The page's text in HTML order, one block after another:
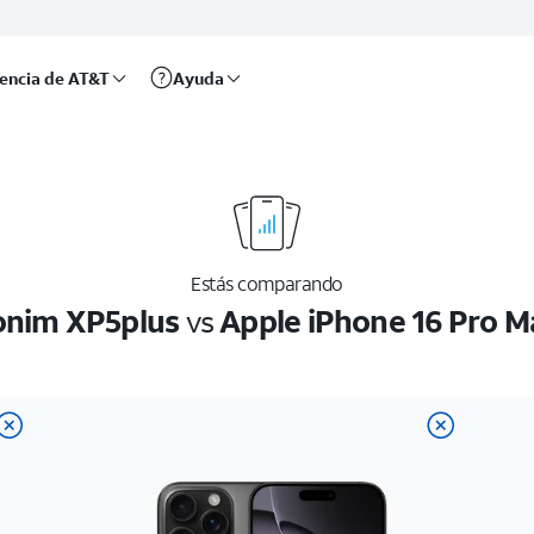
de AT&T Ayuda
Estás comparando
XP5plusvsApple iPhone 16 Pro